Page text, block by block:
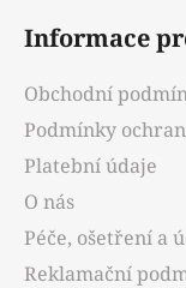
Informace
Obchodní
Podmínky
Platební údaje
O nás
Péče, ošetření a
Reklamační